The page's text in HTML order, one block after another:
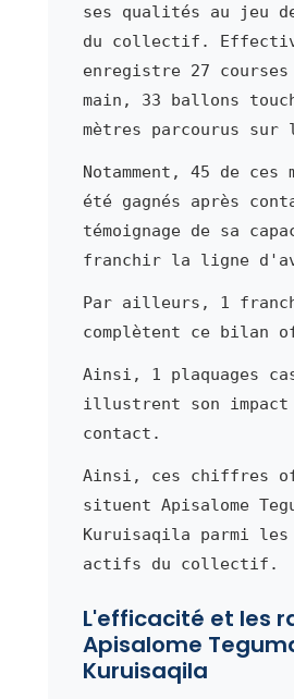
ses qualités au jeu de
du collectif.
enregistre 27
main, 33 ballons
mètres parcourus sur
Notamment, 45 de ces
été gagnés après
témoignage de sa
franchir la ligne
Par ailleurs, 1
complètent ce bilan
Ainsi, 1 plaquages
illustrent son impact
contact.
Ainsi, ces chiffres
situent Apisalome
Kuruisaqila parmi les
actifs du collectif.
L'efficacité et les
Apisalome
Kuruisaqila